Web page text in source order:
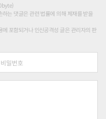
는 댓글은 관련 법률에 의해 제재를 받을
포함되거나 인신공격성 글은 관리자의 판